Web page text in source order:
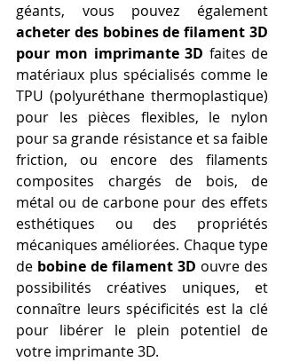
acheter des bobines de filament 3D
pour mon imprimante 3D faites de
matériaux plus spécialisés comme le
TPU (polyuréthane thermoplastique)
pour les pièces flexibles, le nylon
pour sa grande résistance et sa faible
friction, ou encore des filaments
composites chargés de bois, de
métal ou de carbone pour des effets
esthétiques ou des propriétés
mécaniques améliorées. Chaque type
de bobine de filament 3D ouvre des
possibilités créatives uniques, et
connaître leurs spécificités est la clé
pour libérer le plein potentiel de
votre imprimante 3D.